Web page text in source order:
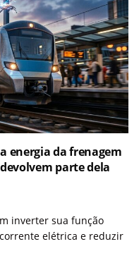
energia da frenagem
parte dela
inverter sua função
elétrica e reduzir